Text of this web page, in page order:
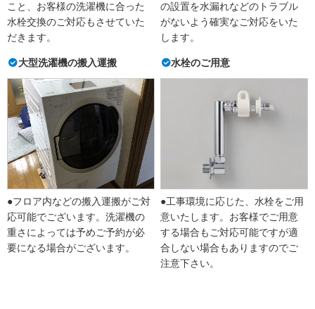
こと、お客様の洗濯機に合った
水栓交換のご対応もさせていた
だきます。
の設置を水漏れなどのトラブル
がないよう確実なご対応をいた
します。
大型洗濯機の搬入運搬
●フロア内などの搬入運搬がご対
応可能でございます。洗濯機の
重さによっては予めご予約が必
要になる場合がございます。
水栓のご用意
●工事環境に応じた、水栓をご用
意いたします。お客様でご用意
する場合もご対応可能ですが適
合しない場合もありますのでご
注意下さい。